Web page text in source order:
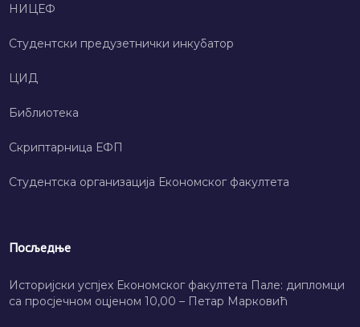
НИЦЕФ
Студентски предузетнички инкубатор
ЦИД
Библиотека
Скриптарница ЕФП
Студентска организација Економског факултета
Посљедње
Историјски успјех Економског факултета Пале: дипломци
са просјечном оцјеном 10,00 – Петар Марковић